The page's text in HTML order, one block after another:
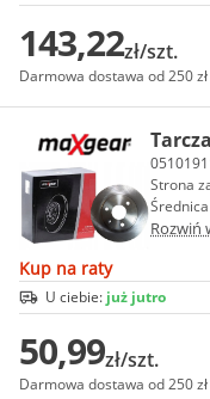
143,22zł/szt.
Darmowa dostawa od 250 zł
Strona
Rozwiń
Kup na raty
U ciebie: już jutro
50,99zł/szt.
Darmowa dostawa od 250 zł